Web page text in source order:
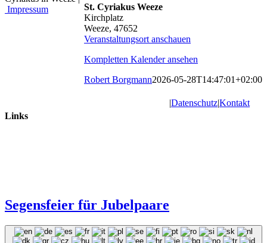
St. Cyriakus Weeze
Kirchplatz
Weeze, 47652
Veranstaltungsort anschauen
Kompletten Kalender ansehen
Robert Borgmann2026-05-28T14:47:01+02:00
Links
Segensfeier für Jubelpaare
Impressum
|Datenschutz|Kontakt